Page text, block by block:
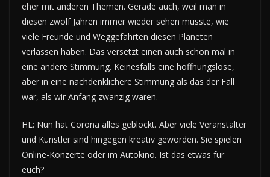
eher mit anderen Themen. Gerade auch, weil man in
diesen zwölf Jahren immer wieder sehen musste, wie
viele Freunde und Weggefährten diesen Planeten
verlassen haben. Das versetzt einen auch schon mal in
eine andere Stimmung. Keinesfalls eine hoffnungslose,
aber in eine nachdenklichere Stimmung als das der Fall
war, als wir Anfang zwanzig waren.
HL: Nun hat Corona alles geblockt. Aber viele Veranstalter
und Künstler sind hingegen kreativ geworden. Sie spielen
Online-Konzerte oder im Autokino. Ist das etwas für
euch?